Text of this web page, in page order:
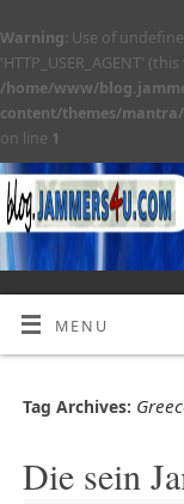
Warning: Use of
'HTTP_USER_AGENT'
/home/www/
content/themes/mantra/
on line 1
MENU
Tag Archives:
Die sein